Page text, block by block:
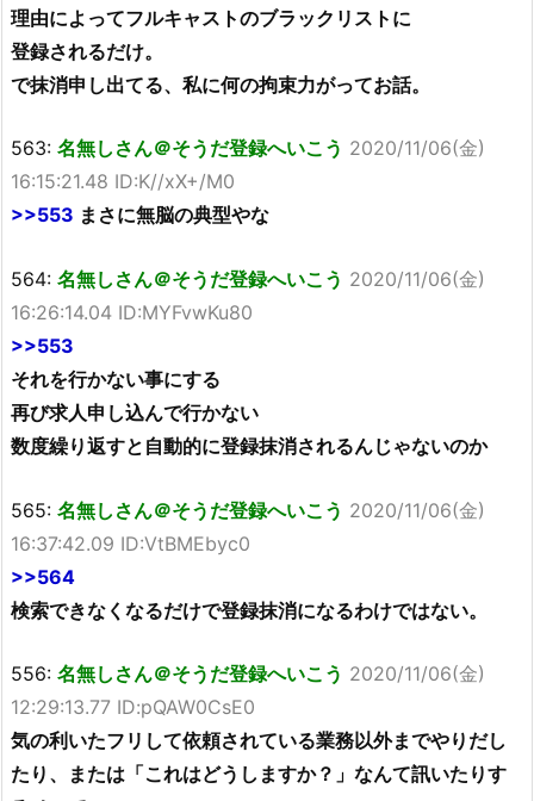
理由によってフルキャストのブラックリストに
登録されるだけ。
で抹消申し出てる、私に何の拘束力がってお話。
563: 名無しさん＠そうだ登録へいこう 2020/11/06(金)
16:15:21.48 ID:K//xX+/M0
>>553 まさに無脳の典型やな
564: 名無しさん＠そうだ登録へいこう 2020/11/06(金)
16:26:14.04 ID:MYFvwKu80
>>553
それを行かない事にする
再び求人申し込んで行かない
数度繰り返すと自動的に登録抹消されるんじゃないのか
565: 名無しさん＠そうだ登録へいこう 2020/11/06(金)
16:37:42.09 ID:VtBMEbyc0
>>564
検索できなくなるだけで登録抹消になるわけではない。
556: 名無しさん＠そうだ登録へいこう 2020/11/06(金)
12:29:13.77 ID:pQAW0CsE0
気の利いたフリして依頼されている業務以外までやりだし
たり、または「これはどうしますか？」なんて訊いたりす